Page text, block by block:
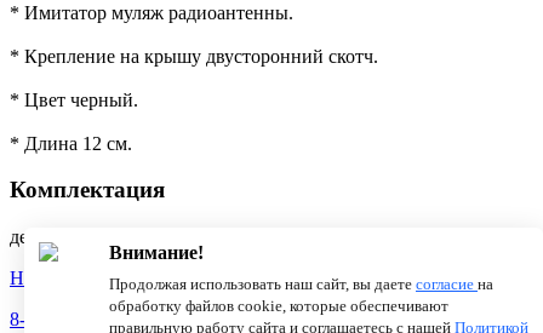
* Имитатор муляж радиоантенны.
* Крепление на крышу двусторонний скотч.
* Цвет черный.
* Длина 12 см.
Комплектация
декоративная антенна Триада-8130 - 1 шт.
Новости
О компанииСтатьи
8-800-775-18-46
Внимание!
Продолжая использовать наш сайт, вы даете согласие на
обработку файлов cookie, которые обеспечивают
правильную работу сайта и соглашаетесь с нашей Политикой